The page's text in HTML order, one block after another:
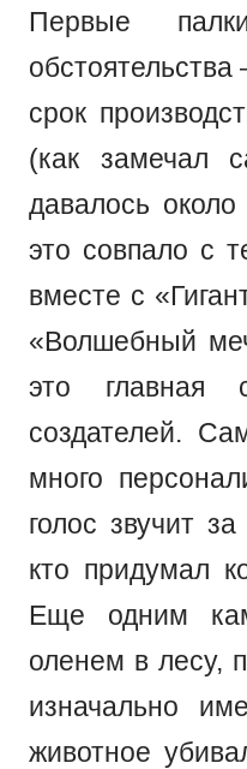
Первые
срок
(как замечал
давалось
это совпало с
вместе с
«Волшебный
это главная
создателей.
много
голос звучит
кто придумал
Еще одним
оленем в лесу,
изначально
животное